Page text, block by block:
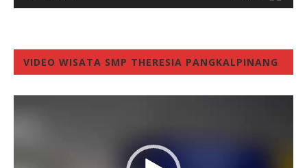
VIDEO WISATA SMP THERESIA PANGKALPINANG